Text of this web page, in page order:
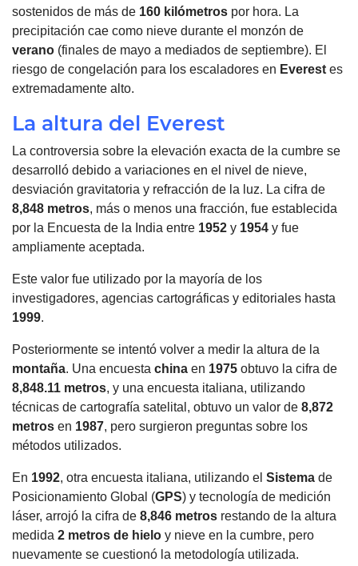
sostenidos de más de 160 kilómetros por hora. La
precipitación cae como nieve durante el monzón de
verano (finales de mayo a mediados de septiembre). El
riesgo de congelación para los escaladores en Everest es
extremadamente alto.
La altura del Everest
La controversia sobre la elevación exacta de la cumbre se
desarrolló debido a variaciones en el nivel de nieve,
desviación gravitatoria y refracción de la luz. La cifra de
8,848 metros, más o menos una fracción, fue establecida
por la Encuesta de la India entre 1952 y 1954 y fue
ampliamente aceptada.
Este valor fue utilizado por la mayoría de los
investigadores, agencias cartográficas y editoriales hasta
1999.
Posteriormente se intentó volver a medir la altura de la
montaña. Una encuesta china en 1975 obtuvo la cifra de
8,848.11 metros, y una encuesta italiana, utilizando
técnicas de cartografía satelital, obtuvo un valor de 8,872
metros en 1987, pero surgieron preguntas sobre los
métodos utilizados.
En 1992, otra encuesta italiana, utilizando el Sistema de
Posicionamiento Global (GPS) y tecnología de medición
láser, arrojó la cifra de 8,846 metros restando de la altura
medida 2 metros de hielo y nieve en la cumbre, pero
nuevamente se cuestionó la metodología utilizada.